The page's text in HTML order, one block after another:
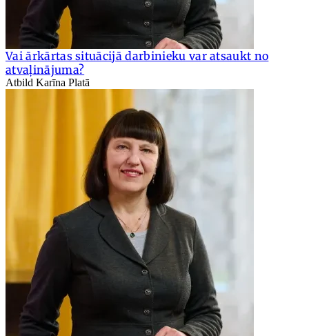
Vai ārkārtas situācijā darbinieku var atsaukt no
atvaļinājuma?
Atbild Karīna Platā